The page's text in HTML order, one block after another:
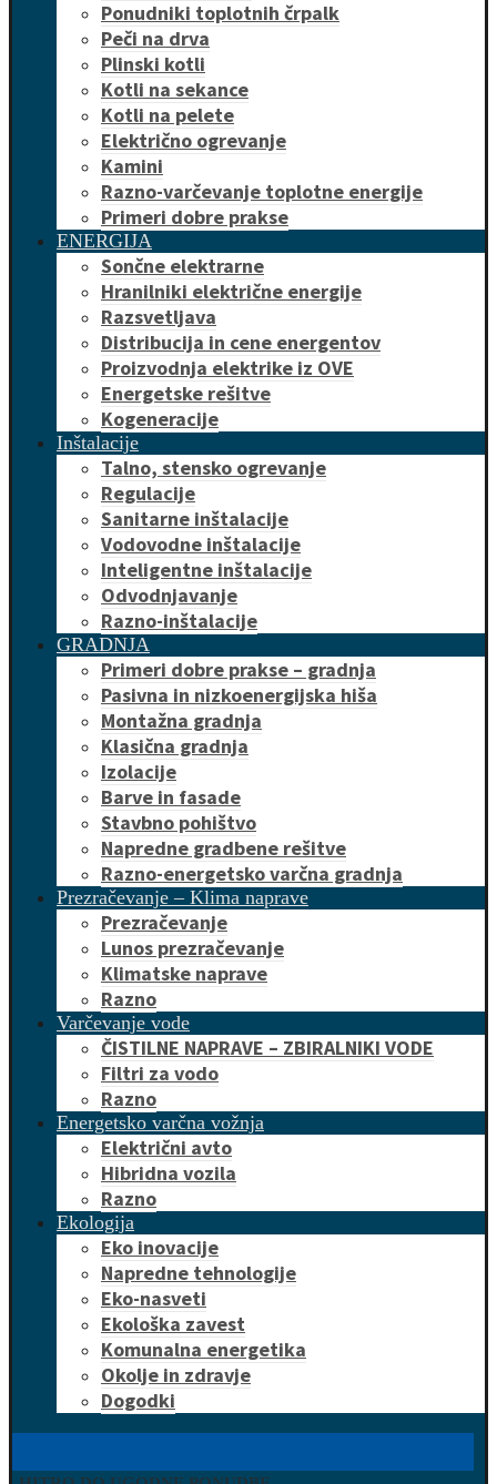
Ponudniki toplotnih črpalk
Peči na drva
Plinski kotli
Kotli na sekance
Kotli na pelete
Električno ogrevanje
Kamini
Razno-varčevanje toplotne energije
Primeri dobre prakse
ENERGIJA
Sončne elektrarne
Hranilniki električne energije
Razsvetljava
Distribucija in cene energentov
Proizvodnja elektrike iz OVE
Energetske rešitve
Kogeneracije
Inštalacije
Talno, stensko ogrevanje
Regulacije
Sanitarne inštalacije
Vodovodne inštalacije
Inteligentne inštalacije
Odvodnjavanje
Razno-inštalacije
GRADNJA
Primeri dobre prakse – gradnja
Pasivna in nizkoenergijska hiša
Montažna gradnja
Klasična gradnja
Izolacije
Barve in fasade
Stavbno pohištvo
Napredne gradbene rešitve
Razno-energetsko varčna gradnja
Prezračevanje – Klima naprave
Prezračevanje
Lunos prezračevanje
Klimatske naprave
Razno
Varčevanje vode
ČISTILNE NAPRAVE – ZBIRALNIKI VODE
Filtri za vodo
Razno
Energetsko varčna vožnja
Električni avto
Hibridna vozila
Razno
Ekologija
Eko inovacije
Napredne tehnologije
Eko-nasveti
Ekološka zavest
Komunalna energetika
Okolje in zdravje
Dogodki